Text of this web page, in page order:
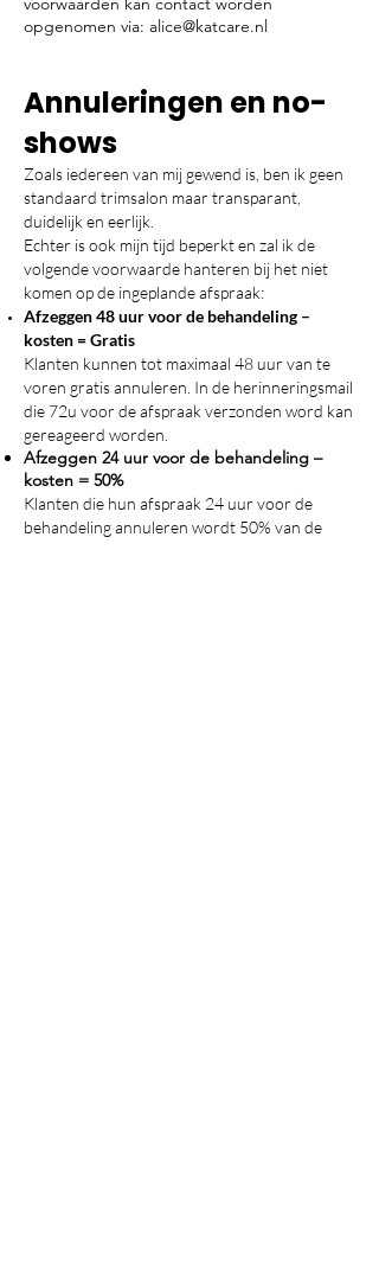
opgenomen via: alice@katcare.nl
Annuleringen en no-
shows
Zoals iedereen van mij gewend is, ben ik geen
standaard trimsalon maar transparant,
duidelijk en eerlijk.
Echter is ook mijn tijd beperkt en zal ik de
volgende voorwaarde hanteren bij het niet
komen op de ingeplande afspraak:
Afzeggen 48 uur voor de behandeling –
kosten = Gratis
Klanten kunnen tot maximaal 48 uur van te
voren gratis annuleren. In de herinneringsmail
die 72u voor de afspraak verzonden word kan
gereageerd worden.
Afzeggen 24 uur voor de behandeling –
kosten = 50%
Klanten die hun afspraak 24 uur voor de
behandeling annuleren wordt 50% van de